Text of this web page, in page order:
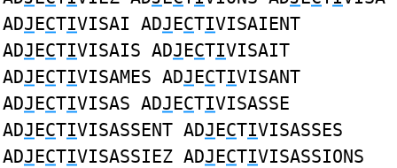
ADJECTIVISAI ADJECTIVISAIENT
ADJECTIVISAIS ADJECTIVISAIT
ADJECTIVISAMES ADJECTIVISANT
ADJECTIVISAS ADJECTIVISASSE
ADJECTIVISASSENT ADJECTIVISASSES
ADJECTIVISASSIEZ ADJECTIVISASSIONS